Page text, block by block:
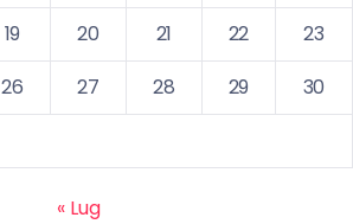
19 20 21 22
23
26 27 28 29
30
« Lug